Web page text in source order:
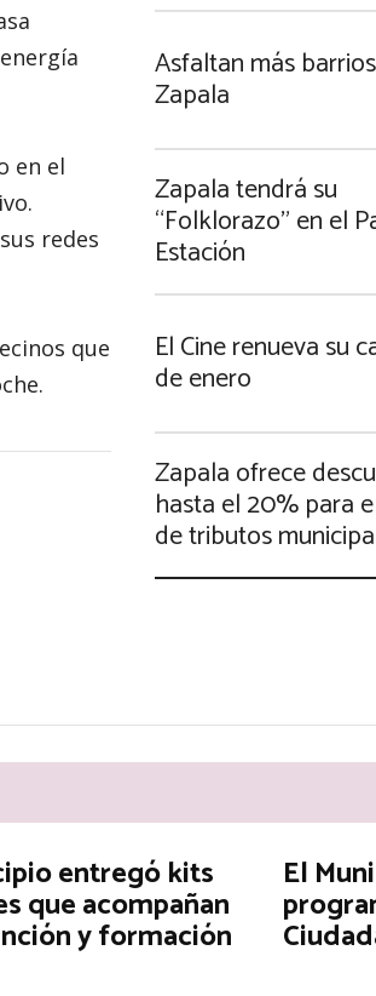
en el
redes
que
Asfaltan más
Zapala
Zapala tendrá su
“Folklorazo” en el
Estación
El Cine renueva su
de enero
Zapala ofrece
hasta el 20% para
de tributos
entregó kits
que acompañan
y formación
El